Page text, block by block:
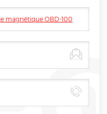
magnétique OBD-100